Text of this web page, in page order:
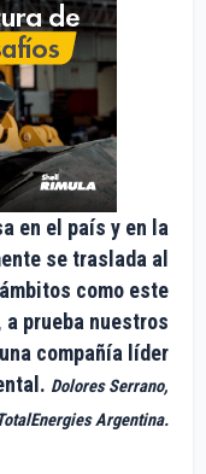
en el país y en la
se traslada al
como este
a prueba nuestros
compañía líder
Dolores Serrano,
Argentina.